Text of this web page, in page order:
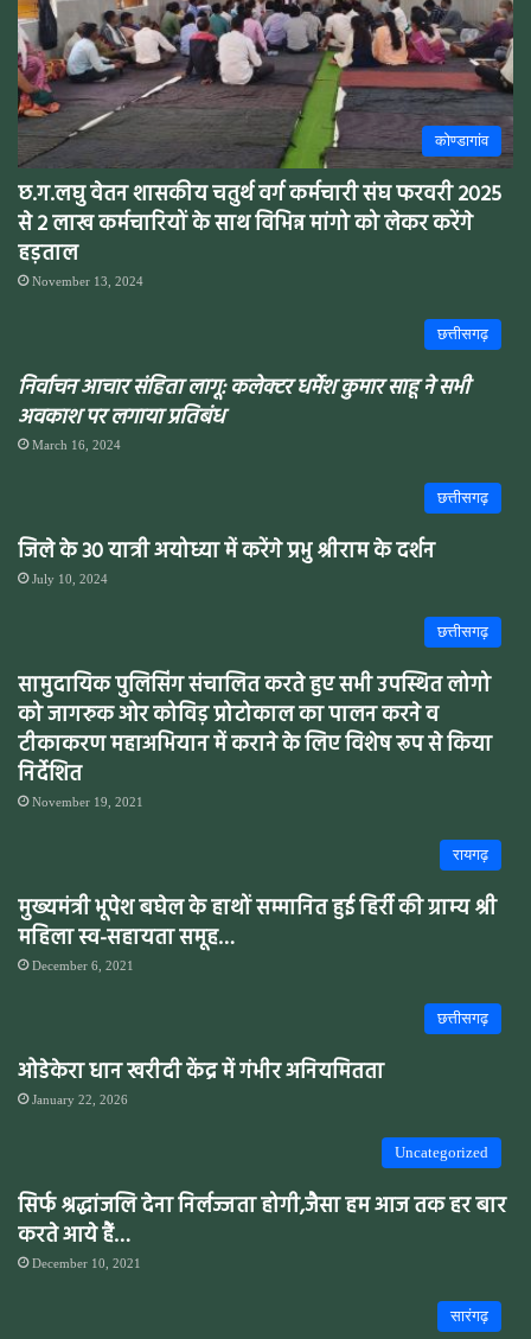
कोण्डागांव
छ.ग.लघु वेतन शासकीय चतुर्थ वर्ग कर्मचारी संघ फरवरी 2025
से 2 लाख कर्मचारियों के साथ विभिन्न मांगो को लेकर करेंगे
हड़ताल
November 13, 2024
छत्तीसगढ़
निर्वाचन आचार संहिता लागू: कलेक्टर धर्मेश कुमार साहू ने सभी
अवकाश पर लगाया प्रतिबंध
March 16, 2024
छत्तीसगढ़
जिले के 30 यात्री अयोध्या में करेंगे प्रभु श्रीराम के दर्शन
July 10, 2024
छत्तीसगढ़
सामुदायिक पुलिसिंग संचालित करते हुए सभी उपस्थित लोगो
को जागरुक ओर कोविड़ प्रोटोकाल का पालन करने व
टीकाकरण महाअभियान में कराने के लिए विशेष रूप से किया
निर्देशित
November 19, 2021
रायगढ़
मुख्यमंत्री भूपेश बघेल के हाथों सम्मानित हुई हिर्री की ग्राम्य श्री
महिला स्व-सहायता समूह…
December 6, 2021
छत्तीसगढ़
ओडेकेरा धान खरीदी केंद्र में गंभीर अनियमितता
January 22, 2026
Uncategorized
सिर्फ श्रद्धांजलि देना निर्लज्जता होगी,जैसा हम आज तक हर बार
करते आये हैं…
December 10, 2021
सारंगढ़